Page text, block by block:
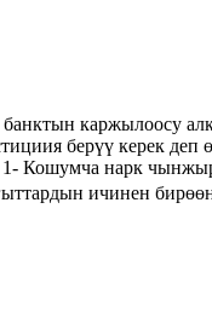
каржылоосу
берүү
нарк
ичинен